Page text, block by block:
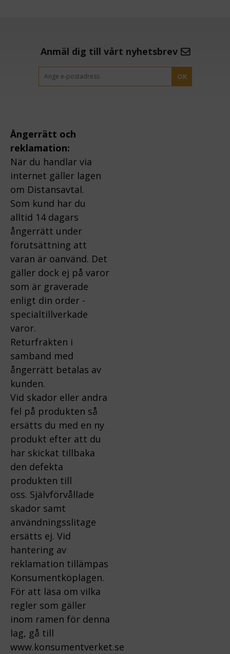
Anmäl dig till vårt nyhetsbrev
OK
Ångerrätt och
reklamation:
När du handlar via
internet gäller lagen
om Distansavtal.
Som kund har du
alltid 14 dagars
ångerrätt under
förutsättning att
varan är oanvänd. Det
gäller dock ej på varor
som är graverade
enligt din order -
specialtillverkade
varor.
Returfrakten i
samband med
ångerrätt betalas av
kunden.
Vid skador eller andra
fel på produkten så
ersätts du med en ny
produkt efter att du
har skickat tillbaka
den defekta
produkten till
oss. Självförvållade
skador samt
användningsslitage
ersätts ej. Vid
hantering av
reklamation tillämpas
Konsumentköplagen.
För att läsa om vilka
regler som gäller
inom ramen för denna
lag, gå till
www.konsumentverket.se